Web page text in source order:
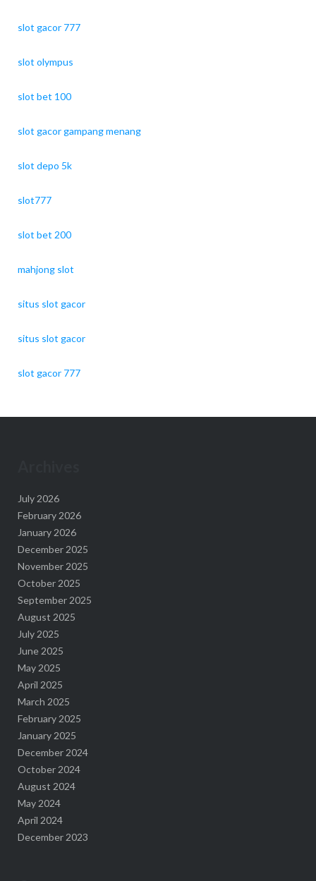
slot gacor 777
slot olympus
slot bet 100
slot gacor gampang menang
slot depo 5k
slot777
slot bet 200
mahjong slot
situs slot gacor
situs slot gacor
slot gacor 777
July 2026
February 2026
January 2026
December 2025
November 2025
October 2025
September 2025
August 2025
July 2025
June 2025
May 2025
April 2025
March 2025
February 2025
January 2025
December 2024
October 2024
August 2024
May 2024
April 2024
December 2023